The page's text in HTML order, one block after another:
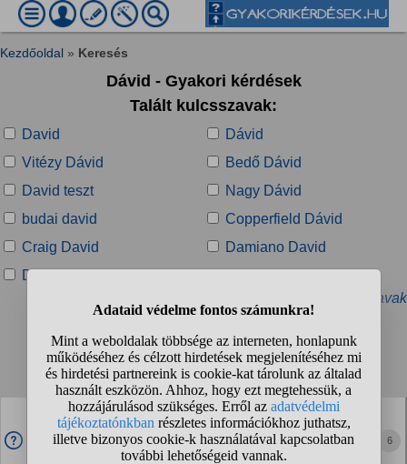
Kezdőoldal » Keresés
Dávid - Gyakori kérdések
Talált kulcsszavak:
David
Dávid
Vitézy Dávid
Bedő Dávid
David teszt
Nagy Dávid
budai david
Copperfield Dávid
Craig David
Damiano David
David Alaba
» További kapcsolódó kulcsszavak
Talált kérdések:
1 2 3 4 ... ❯ ❯❯
Vitézy Dávid fizeti a Komló-Dombóvár között
újraindított vasúti járat veszteségét?
A szerelvényen kalauzzal együtt 4-5-en utaznak.
6